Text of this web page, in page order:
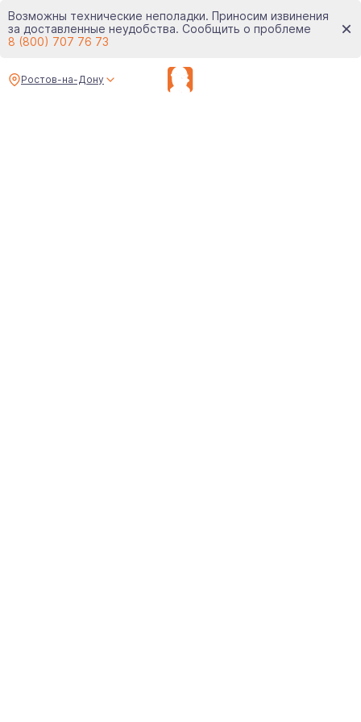
Возможны технические неполадки. Приносим извинения
за доставленные неудобства. Сообщить о проблеме
8 (800) 707 76 73
Ростов-на-Дону